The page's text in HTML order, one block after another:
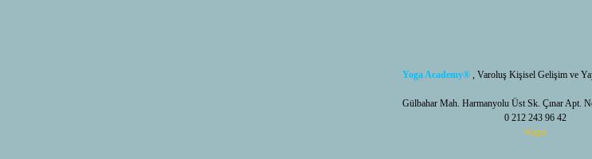
Yoga Academy® , Varoluş Kişisel Gelişim ve
Gülbahar Mah. Harmanyolu Üst Sk. Çınar Apt.
0 212 243 96 42
Yoga